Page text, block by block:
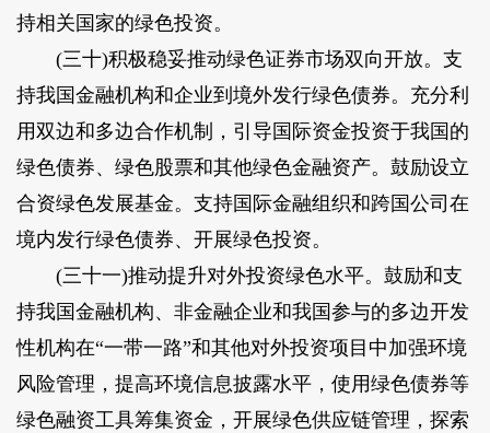
持相关国家的绿色投资。
(三十)积极稳妥推动绿色证券市场双向开放。支
持我国金融机构和企业到境外发行绿色债券。充分利
用双边和多边合作机制，引导国际资金投资于我国的
绿色债券、绿色股票和其他绿色金融资产。鼓励设立
合资绿色发展基金。支持国际金融组织和跨国公司在
境内发行绿色债券、开展绿色投资。
(三十一)推动提升对外投资绿色水平。鼓励和支
持我国金融机构、非金融企业和我国参与的多边开发
性机构在“一带一路”和其他对外投资项目中加强环境
风险管理，提高环境信息披露水平，使用绿色债券等
绿色融资工具筹集资金，开展绿色供应链管理，探索